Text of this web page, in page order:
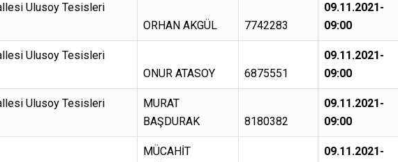
Ulusoy Tesisleri
ORHAN AKGÜL 7742283
09.11.2021-
09:00
Ulusoy Tesisleri
ONUR ATASOY 6875551
09.11.2021-
09:00
Ulusoy Tesisleri
MURAT
BAŞDURAK
8180382
09.11.2021-
09:00
MÜCAHİT
09.11.2021-